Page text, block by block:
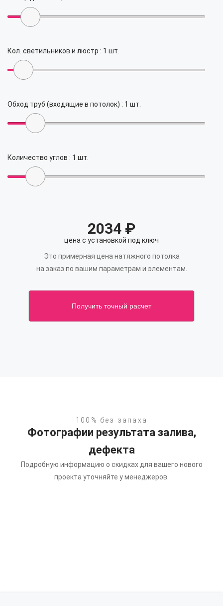
Кол. светильников и люстр : 1 шт.
Обход труб (входящие в потолок) : 1 шт.
Количество углов : 1 шт.
2034 ₽
цена с установкой под ключ
Это примерная цена натяжного потолка
на заказ по вашим параметрам и элементам.
Получить точный расчет
100% без запаха
Фотографии результата залива,
дефекта
Подробную информацию о скидках для вашего нового
проекта уточняйте у менеджеров.